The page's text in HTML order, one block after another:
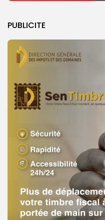
PUBLICITE